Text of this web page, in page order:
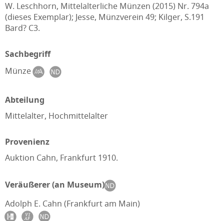
W. Leschhorn, Mittelalterliche Münzen (2015) Nr. 794a
(dieses Exemplar); Jesse, Münzverein 49; Kilger, S.191
Bard? C3.
Sachbegriff
Münze
Abteilung
Mittelalter, Hochmittelalter
Provenienz
Auktion Cahn, Frankfurt 1910.
Veräußerer (an Museum)
Adolph E. Cahn (Frankfurt am Main)